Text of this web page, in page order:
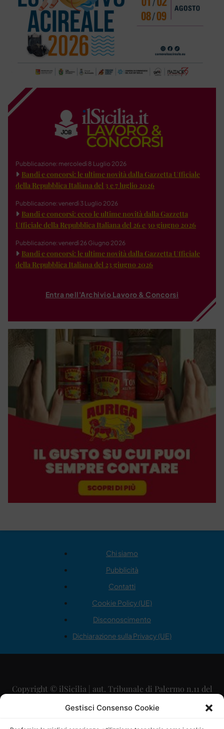
Gestisci Consenso Cookie
Pubblicazione: mercoledì 8 Luglio 2026
Bandi e concorsi: le ultime novità dalla Gazzetta Ufficiale
della Repubblica Italiana del 3 e 7 luglio 2026
Pubblicazione: venerdì 3 Luglio 2026
Bandi e concorsi: ecco le ultime novità dalla Gazzetta
Ufficiale della Repubblica Italiana del 26 e 30 giugno 2026
Pubblicazione: venerdì 26 Giugno 2026
Bandi e concorsi: le ultime novità dalla Gazzetta Ufficiale
della Repubblica Italiana del 23 giugno 2026
Entra nell'Archivio Lavoro & Concorsi
Chi siamo
Pubblicità
Contatti
Cookie Policy (UE)
Disconoscimento
Dichiarazione sulla Privacy (UE)
Copyright © ilSicilia | aut. Tribunale di Palermo n.11 del
29/09/2015